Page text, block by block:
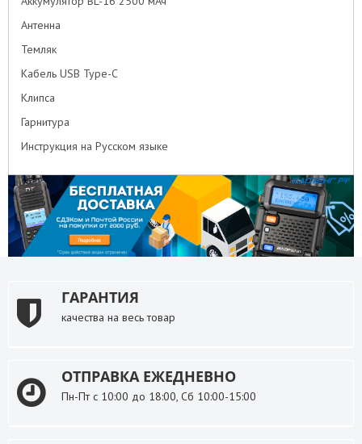
Антенна
Темляк
Кабель USB Type-C
Клипса
Гарнитура
Инструкция на Русском языке
ГАРАНТИЯ
качества на весь товар
ОТПРАВКА ЕЖЕДНЕВНО
Пн-Пт с 10:00 до 18:00, Сб 10:00-15:00